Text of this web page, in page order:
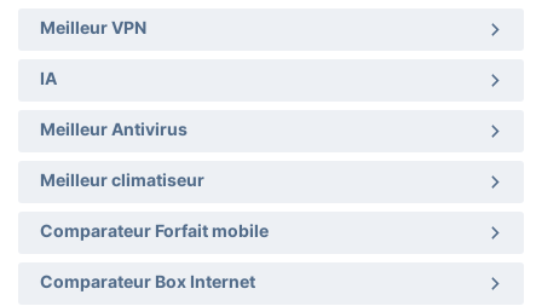
Meilleur VPN
IA
Meilleur Antivirus
Meilleur climatiseur
Comparateur Forfait mobile
Comparateur Box Internet